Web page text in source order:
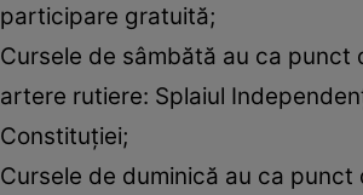
participare gratuită;
Cursele de sâmbătă au ca
artere rutiere: Splaiul
Constituției;
Cursele de duminică au ca